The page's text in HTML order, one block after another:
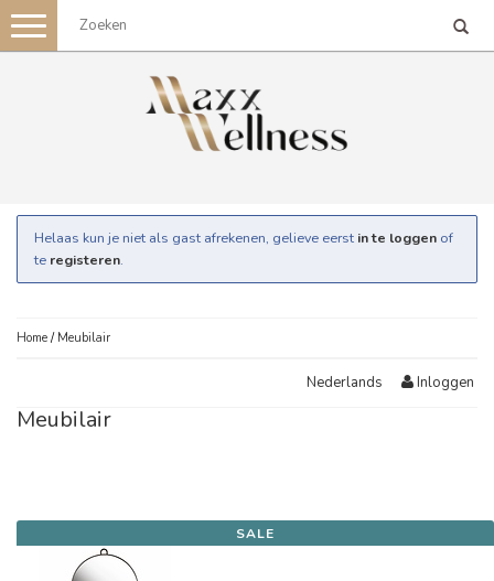
Toggle
navigation
Helaas kun je niet als gast afrekenen, gelieve eerst in te loggen of
te registeren.
Home / Meubilair
Nederlands Inloggen
Meubilair
SALE